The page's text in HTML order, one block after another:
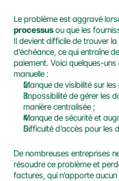
Le problème est aggravé
processus ou que les
Il devient difficile de trouver
d’échéance, ce qui entraîne
paiement. Voici quelques-
manuelle :
Manque de visibilité sur
Impossibilité de gérer les
manière centralisée ;
Manque de sécurité et
Difficulté d’accès pour les
De nombreuses entreprises
résoudre ce problème et
factures, qui n’apporte